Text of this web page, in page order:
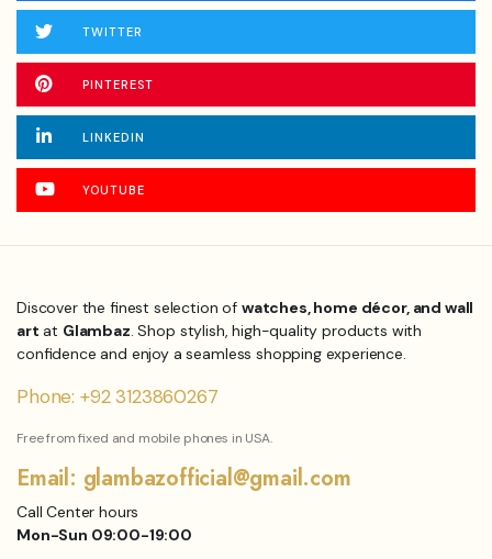
TWITTER
PINTEREST
LINKEDIN
YOUTUBE
Discover the finest selection of watches, home décor, and wall
art at Glambaz. Shop stylish, high-quality products with
confidence and enjoy a seamless shopping experience.
Phone: +92 3123860267
Free from fixed and mobile phones in USA.
Email: glambazofficial@gmail.com
Call Center hours
Mon-Sun 09:00-19:00